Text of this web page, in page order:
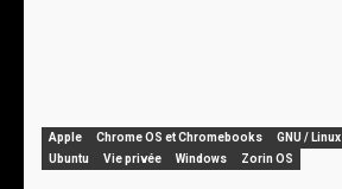
Apple Chrome OS et Chromebooks GNU / Linux
Ubuntu
Vie privée Windows Zorin OS